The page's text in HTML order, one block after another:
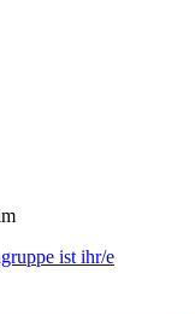
ist ihr/e